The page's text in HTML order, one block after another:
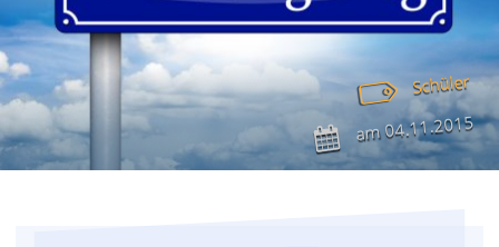
Schüler
am04.11.2015